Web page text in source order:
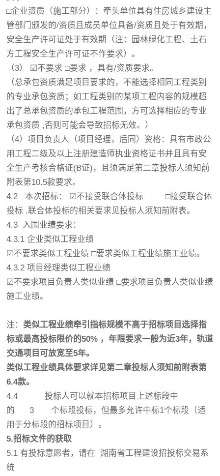
□企业资质（施工部分）：牵头单位具有住房城乡建设主
管部门颁发的/资质且成员单位具备/资质且处于有效期，
安全生产许可证处于有效期（注：园林绿化工程、土石
方工程安全生产许可证不作要求）。
（3） ☑不要求 □要求 ，具有/资质要求。
（总承包资质满足项目要求的，不能选择相同工程类别
的专业承包资质；如工程类别的某项工程内容的规模超
出了总承包资质的承包工程范围，方可选择相应的专业
承包资质 ,否则可能会导致招标无效。）
（4）项目负责人（项目经理，后同）资格：具有市政公
用工程二级及以上注册建造师执业资格证书并且具有安
全生产考核合格证(B证)，且须满足第二章投标人须知前
附表第10.5款要求。
4.2 本次招标： ☑不接受联合体投标 □接受联合体
投标 ,联合体投标的相关要求见投标人须知前附表。
4.3 入围业绩要求：
4.3.1 企业类似工程业绩
☑不要求类似工程业绩 □要求类似工程业绩施工业绩。
4.3.2 项目经理类似工程业绩
☑不要求项目负责人类似业绩 □要求项目负责人类似业绩
施工业绩。
注： 类似工程业绩牵引指标规模不高于招标项目选择指
标或最高投标限价的50% ，年限要求一般为近3年，轨道
交通项目可放宽至5年。
类似工程业绩具体要求详见第二章投标人须知前附表第
6.4款。
4.4 投标人可以就本招标项目上述标段中
的 3 个标段投标，但最多允许中标1个标段（适
用于分标段的招标项目）。
5.招标文件的获取
5.1 有投标意愿者，请在 湖南省工程建设招投标交易系
统